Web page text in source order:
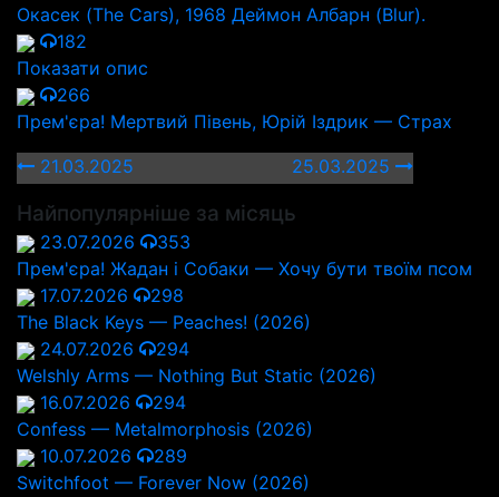
Окасек (The Cars), 1968 Деймон Албарн (Blur).
182
Показати опис
266
Прем'єра! Мертвий Півень, Юрій Іздрик — Страх
21.03.2025
25.03.2025
Найпопулярніше за місяць
23.07.2026
353
Прем'єра! Жадан і Собаки — Хочу бути твоїм псом
17.07.2026
298
The Black Keys — Peaches! (2026)
24.07.2026
294
Welshly Arms — Nothing But Static (2026)
16.07.2026
294
Confess — Metalmorphosis (2026)
10.07.2026
289
Switchfoot — Forever Now (2026)